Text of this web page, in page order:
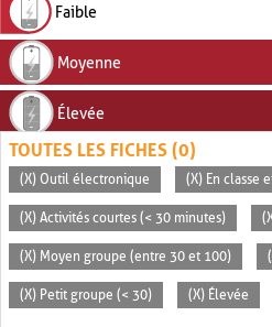
Faible
Moyenne
Élevée
TOUTES LES FICHES (0)
(X) Outil électronique (X) En classe
(X) Activités courtes (< 30 minutes)
(X) Moyen groupe (entre 30 et 100)
(X) Petit groupe (< 30) (X) Élevée